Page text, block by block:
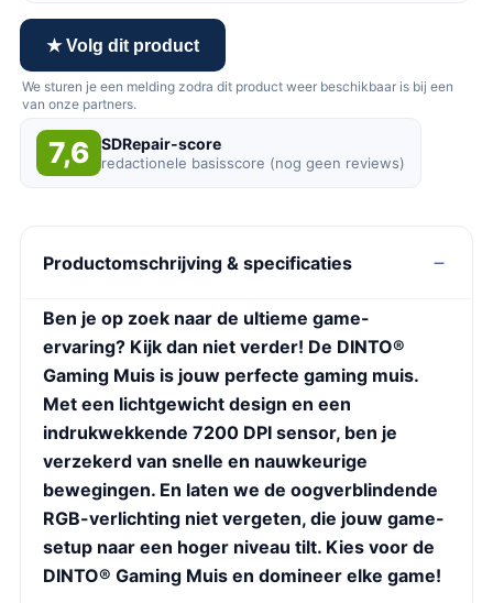
★ Volg dit product
We sturen je een melding zodra dit product weer beschikbaar is bij een
van onze partners.
7,6 SDRepair-score
redactionele basisscore (nog geen reviews)
Productomschrijving & specificaties
Ben je op zoek naar de ultieme game-
ervaring? Kijk dan niet verder! De DINTO®
Gaming Muis is jouw perfecte gaming muis.
Met een lichtgewicht design en een
indrukwekkende 7200 DPI sensor, ben je
verzekerd van snelle en nauwkeurige
bewegingen. En laten we de oogverblindende
RGB-verlichting niet vergeten, die jouw game-
setup naar een hoger niveau tilt. Kies voor de
DINTO® Gaming Muis en domineer elke game!